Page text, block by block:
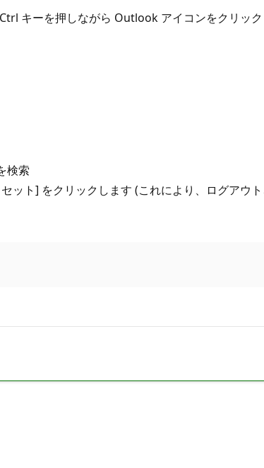
キーを押しながら Outlook アイコンをクリッ
検索
ト] をクリックします (これにより、ログアウ